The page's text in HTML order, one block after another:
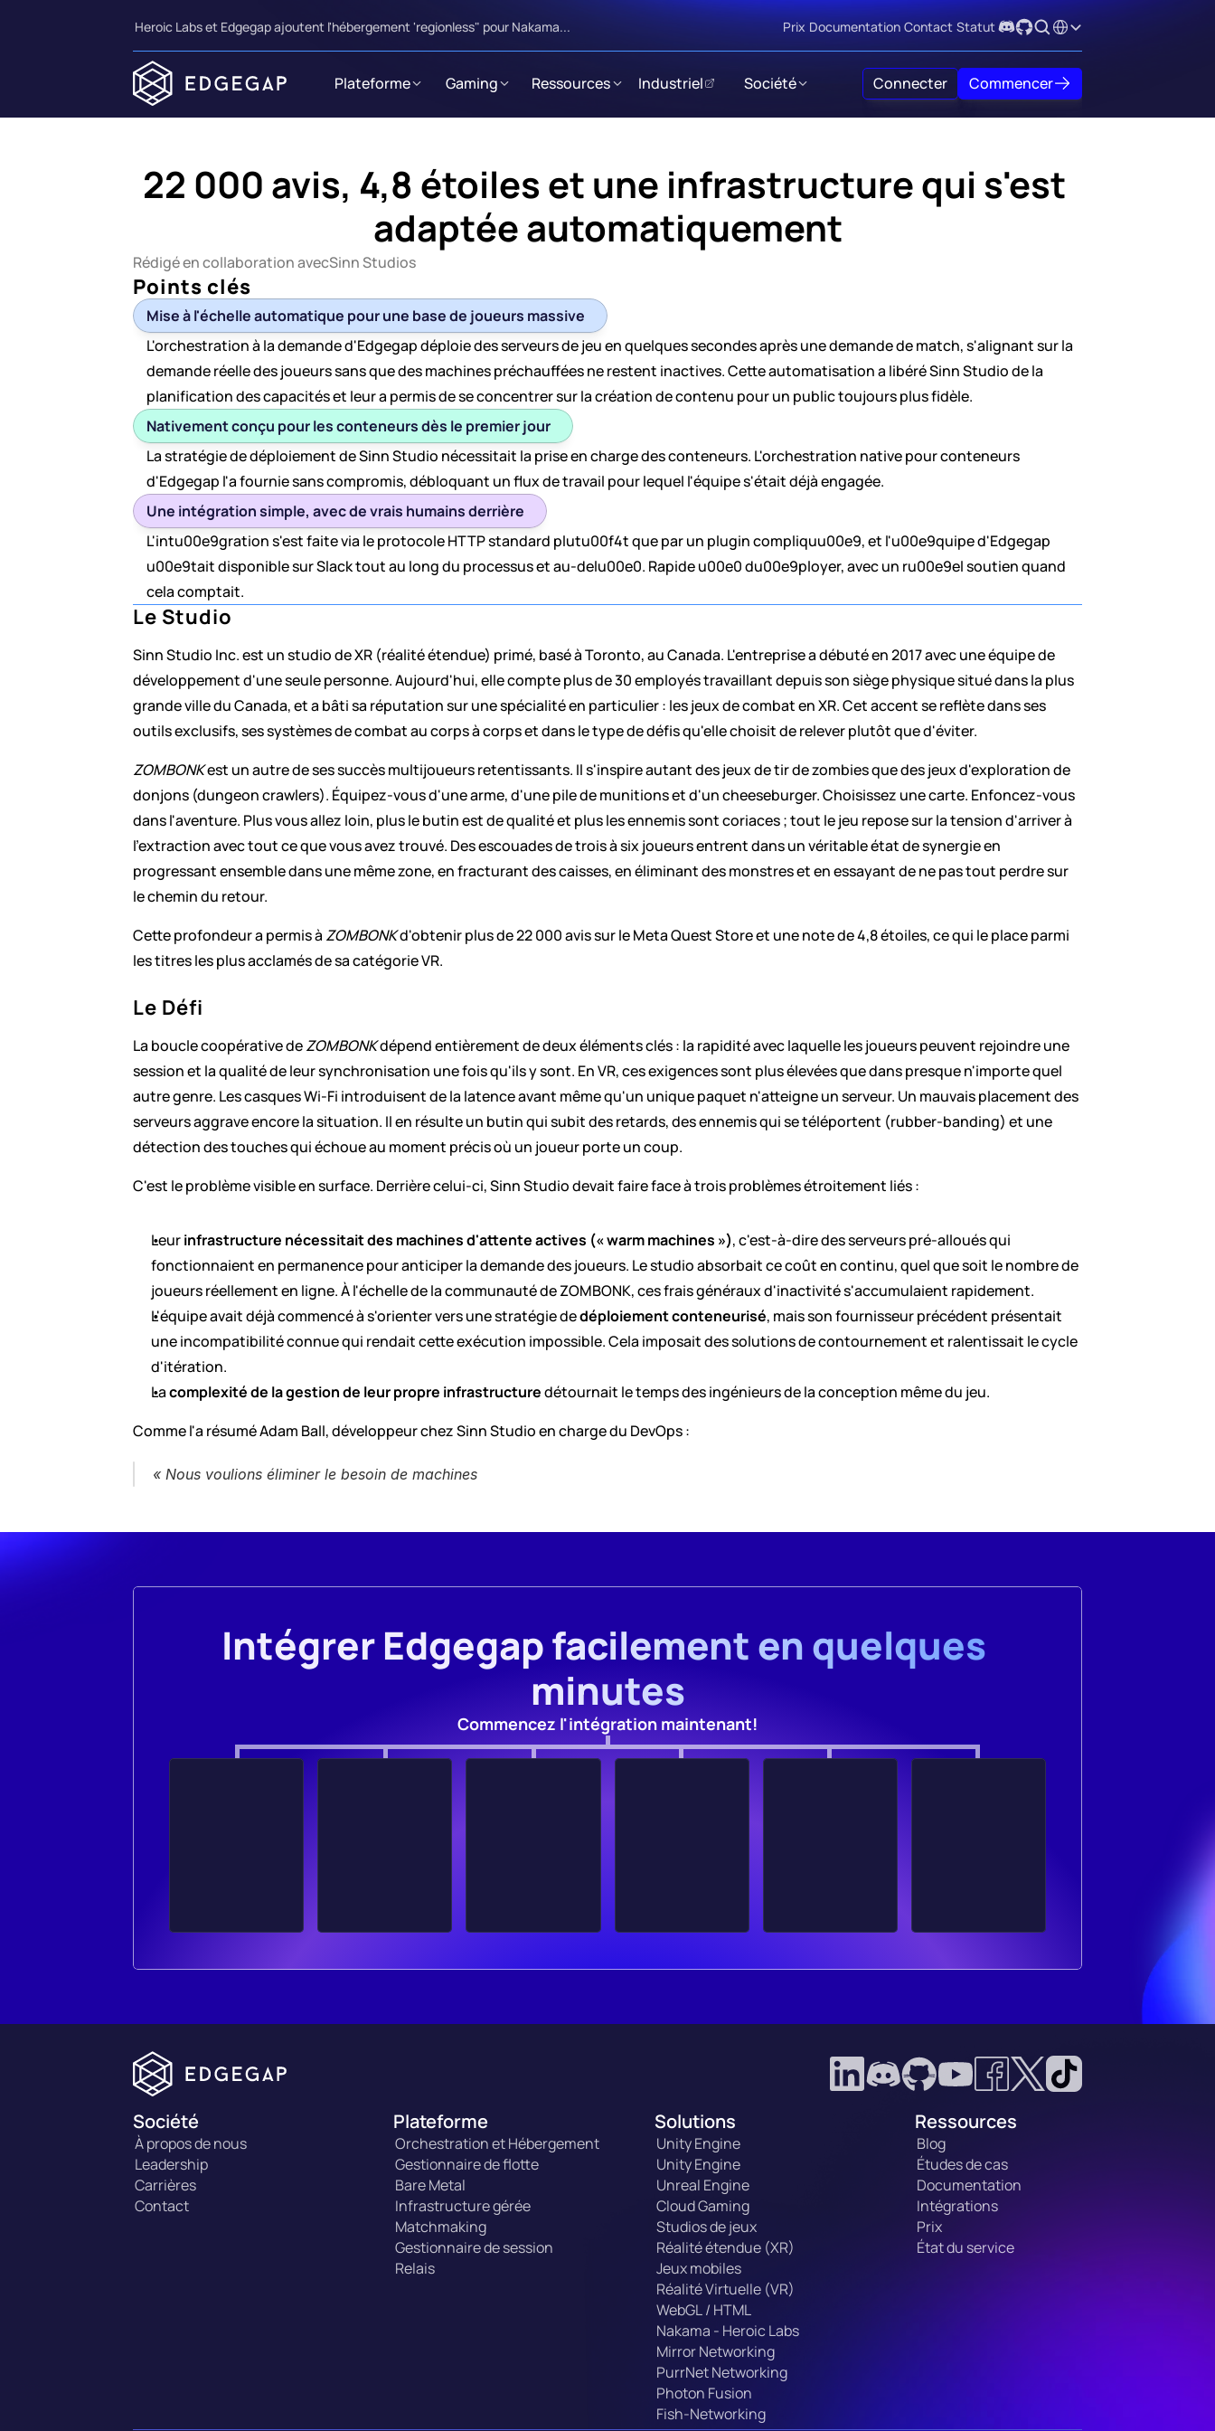
Heroic Labs et Edgegap ajoutent l'hébergement 'regionless" pour Nakama... Prix Documentation Contact Statut Select Language
Plateforme Gaming Ressources Industriel Société Connecter Commencer
22 000 avis, 4,8 étoiles et une infrastructure qui s'est
adaptée automatiquement
Rédigé en collaboration avecSinn Studios
Points clés
Mise à l'échelle automatique pour une base de joueurs massive
L'orchestration à la demande d'Edgegap déploie des serveurs de jeu en quelques secondes après une demande de match, s'alignant sur la
demande réelle des joueurs sans que des machines préchauffées ne restent inactives. Cette automatisation a libéré Sinn Studio de la
planification des capacités et leur a permis de se concentrer sur la création de contenu pour un public toujours plus fidèle.
Nativement conçu pour les conteneurs dès le premier jour
La stratégie de déploiement de Sinn Studio nécessitait la prise en charge des conteneurs. L'orchestration native pour conteneurs
d'Edgegap l'a fournie sans compromis, débloquant un flux de travail pour lequel l'équipe s'était déjà engagée.
Une intégration simple, avec de vrais humains derrière
L'intu00e9gration s'est faite via le protocole HTTP standard plutu00f4t que par un plugin compliquu00e9, et l'u00e9quipe d'Edgegap
u00e9tait disponible sur Slack tout au long du processus et au-delu00e0. Rapide u00e0 du00e9ployer, avec un ru00e9el soutien quand
cela comptait.
Le Studio
Sinn Studio Inc. est un studio de XR (réalité étendue) primé, basé à Toronto, au Canada. L'entreprise a débuté en 2017 avec une équipe de
développement d'une seule personne. Aujourd'hui, elle compte plus de 30 employés travaillant depuis son siège physique situé dans la plus
grande ville du Canada, et a bâti sa réputation sur une spécialité en particulier : les jeux de combat en XR. Cet accent se reflète dans ses
outils exclusifs, ses systèmes de combat au corps à corps et dans le type de défis qu'elle choisit de relever plutôt que d'éviter.
ZOMBONK est un autre de ses succès multijoueurs retentissants. Il s'inspire autant des jeux de tir de zombies que des jeux d'exploration de
donjons (dungeon crawlers). Équipez-vous d'une arme, d'une pile de munitions et d'un cheeseburger. Choisissez une carte. Enfoncez-vous
dans l'aventure. Plus vous allez loin, plus le butin est de qualité et plus les ennemis sont coriaces ; tout le jeu repose sur la tension d'arriver à
l'extraction avec tout ce que vous avez trouvé. Des escouades de trois à six joueurs entrent dans un véritable état de synergie en
progressant ensemble dans une même zone, en fracturant des caisses, en éliminant des monstres et en essayant de ne pas tout perdre sur
le chemin du retour.
Cette profondeur a permis à ZOMBONK d'obtenir plus de 22 000 avis sur le Meta Quest Store et une note de 4,8 étoiles, ce qui le place parmi
les titres les plus acclamés de sa catégorie VR.
Le Défi
La boucle coopérative de ZOMBONK dépend entièrement de deux éléments clés : la rapidité avec laquelle les joueurs peuvent rejoindre une
session et la qualité de leur synchronisation une fois qu'ils y sont. En VR, ces exigences sont plus élevées que dans presque n'importe quel
autre genre. Les casques Wi-Fi introduisent de la latence avant même qu'un unique paquet n'atteigne un serveur. Un mauvais placement des
serveurs aggrave encore la situation. Il en résulte un butin qui subit des retards, des ennemis qui se téléportent (rubber-banding) et une
détection des touches qui échoue au moment précis où un joueur porte un coup.
C'est le problème visible en surface. Derrière celui-ci, Sinn Studio devait faire face à trois problèmes étroitement liés :
Leur infrastructure nécessitait des machines d'attente actives (« warm machines »), c'est-à-dire des serveurs pré-alloués qui
fonctionnaient en permanence pour anticiper la demande des joueurs. Le studio absorbait ce coût en continu, quel que soit le nombre de
joueurs réellement en ligne. À l'échelle de la communauté de ZOMBONK, ces frais généraux d'inactivité s'accumulaient rapidement.
L'équipe avait déjà commencé à s'orienter vers une stratégie de déploiement conteneurisé, mais son fournisseur précédent présentait
une incompatibilité connue qui rendait cette exécution impossible. Cela imposait des solutions de contournement et ralentissait le cycle
d'itération.
La complexité de la gestion de leur propre infrastructure détournait le temps des ingénieurs de la conception même du jeu.
Comme l'a résumé Adam Ball, développeur chez Sinn Studio en charge du DevOps :
« Nous voulions éliminer le besoin de machines
Intégrer Edgegap facilement en quelques
minutes
Commencez l'intégration maintenant!
Société
À propos de nous
Leadership
Carrières
Contact
Plateforme
Orchestration et Hébergement
Gestionnaire de flotte
Bare Metal
Infrastructure gérée
Matchmaking
Gestionnaire de session
Relais
Solutions
Unity Engine
Unity Engine
Unreal Engine
Cloud Gaming
Studios de jeux
Réalité étendue (XR)
Jeux mobiles
Réalité Virtuelle (VR)
WebGL / HTML
Nakama - Heroic Labs
Mirror Networking
PurrNet Networking
Photon Fusion
Fish-Networking
Ressources
Blog
Études de cas
Documentation
Intégrations
Prix
État du service